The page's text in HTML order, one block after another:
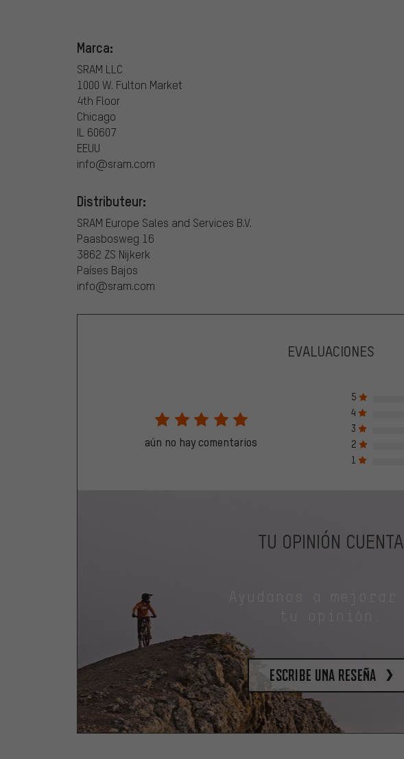
Marca:
SRAM LLC
1000 W. Fulton Market
4th Floor
Chicago
IL 60607
EEUU
info@sram.com
Distributeur:
SRAM Europe Sales and Services B.V.
Paasbosweg 16
3862 ZS Nijkerk
Países Bajos
info@sram.com
EVALUACIONES
aún no hay comentarios
5
4
3
2
1
TU OPINIÓN CUENTA
tu opinión.
escribe una reseña